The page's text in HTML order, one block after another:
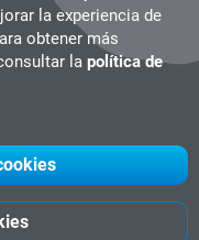
la experiencia de
obtener más
la política de